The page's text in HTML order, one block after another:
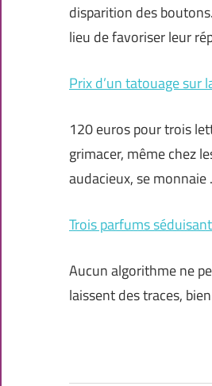
disparition des
lieu de favoriser leur
Prix d’un tatouage sur
120 euros pour trois
grimacer, même chez
audacieux, se monnaie
Trois parfums
Aucun algorithme ne
laissent des traces,